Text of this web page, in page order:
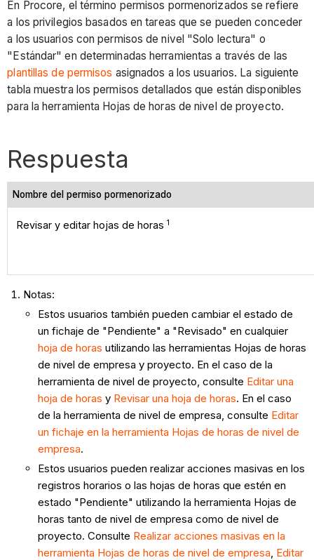
En Procore, el término permisos pormenorizados se refiere
a los privilegios basados en tareas que se pueden conceder
a los usuarios con permisos de nivel "Solo lectura" o
"Estándar" en determinadas herramientas a través de las
plantillas de permisos asignados a los usuarios. La siguiente
tabla muestra los permisos detallados que están disponibles
para la herramienta Hojas de horas de nivel de proyecto.
Respuesta
Nombre del permiso pormenorizado
Revisar y editar hojas de horas1
Notas:
Estos usuarios también pueden cambiar el estado de
un fichaje de "Pendiente" a "Revisado" en cualquier
hoja de horas utilizando las herramientas Hojas de horas
de nivel de empresa y proyecto. En el caso de la
herramienta de nivel de proyecto, consulte Editar una
hoja de horas y Revisar una hoja de horas. En el caso
de la herramienta de nivel de empresa, consulte Editar
un fichaje en la herramienta Hojas de horas de nivel de
empresa.
Estos usuarios pueden realizar acciones masivas en los
registros horarios o las hojas de horas que estén en
estado "Pendiente" utilizando la herramienta Hojas de
horas tanto de nivel de empresa como de nivel de
proyecto. Consulte Realizar acciones masivas en la
herramienta Hojas de horas de nivel de empresa, Editar